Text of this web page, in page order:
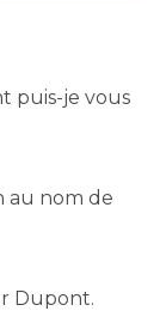
puis-je vous
au nom de
Dupont.